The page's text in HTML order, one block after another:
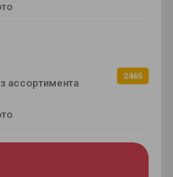
ассортимента
2465